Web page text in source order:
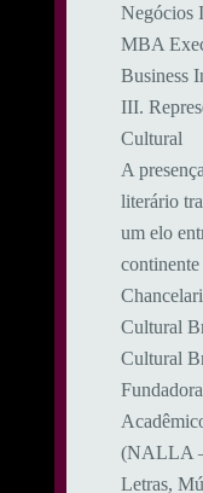
Negócios
MBA
Business
​III.
Cultural
​A
literário
um elo
Cultural
Cultural
(NALLA
Letras,